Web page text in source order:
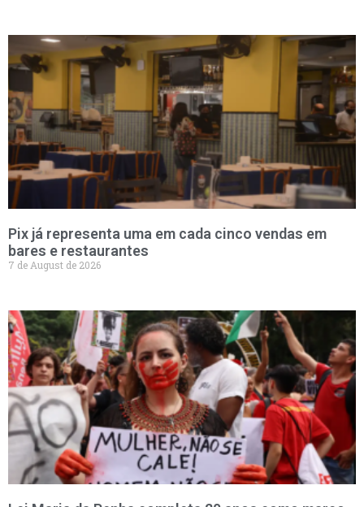
Pix já representa uma em cada cinco vendas em
bares e restaurantes
7 de August de 2026